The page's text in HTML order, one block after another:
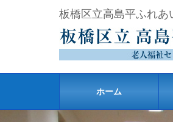
板橋区立高島平ふれあ
ホーム